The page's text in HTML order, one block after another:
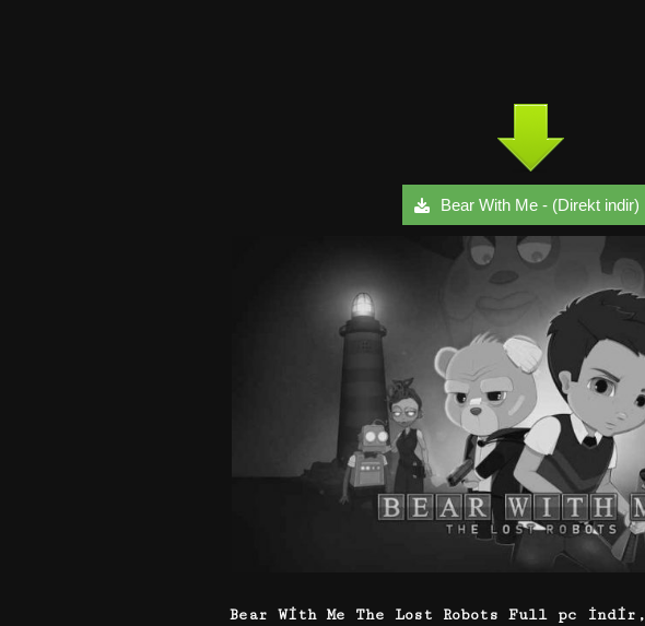
Bear With Me - (Direkt indir)
Bear With Me The Lost Robots Full pc İndir,